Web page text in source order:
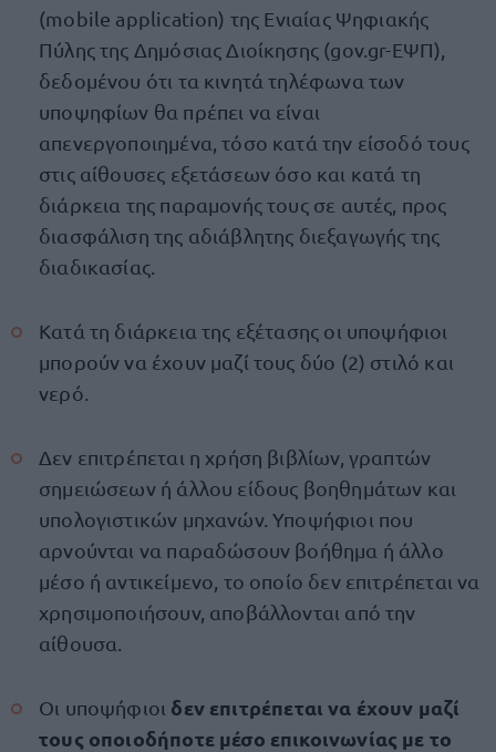
(mobile application) της Ενιαίας Ψηφιακής
Πύλης της Δημόσιας Διοίκησης (gov.gr-ΕΨΠ),
δεδομένου ότι τα κινητά τηλέφωνα των
υποψηφίων θα πρέπει να είναι
απενεργοποιημένα, τόσο κατά την είσοδό τους
στις αίθουσες εξετάσεων όσο και κατά τη
διάρκεια της παραμονής τους σε αυτές, προς
διασφάλιση της αδιάβλητης διεξαγωγής της
διαδικασίας.
Κατά τη διάρκεια της εξέτασης οι υποψήφιοι
μπορούν να έχουν μαζί τους δύο (2) στιλό και
νερό.
Δεν επιτρέπεται η χρήση βιβλίων, γραπτών
σημειώσεων ή άλλου είδους βοηθημάτων και
υπολογιστικών μηχανών. Υποψήφιοι που
αρνούνται να παραδώσουν βοήθημα ή άλλο
μέσο ή αντικείμενο, το οποίο δεν επιτρέπεται να
χρησιμοποιήσουν, αποβάλλονται από την
αίθουσα.
Οι υποψήφιοι δεν επιτρέπεται να έχουν μαζί
τους οποιοδήποτε μέσο επικοινωνίας με το